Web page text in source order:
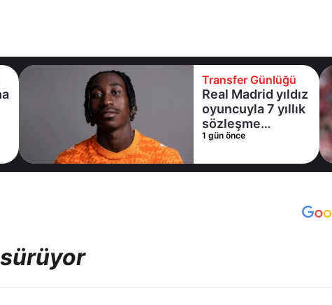
Transfer Günlüğü
Galatasaray
Leao'nun
alternatifini
Arsenal'de buldu
1 gün önce